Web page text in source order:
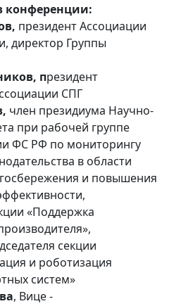
конференции:
президент Ассоциации
директор Группы
президент
СПГ
, член президиума Научно-
при рабочей группе
ФС РФ по мониторингу
в области
и повышения
«Поддержка
секции
и роботизация
систем»
, Вице -